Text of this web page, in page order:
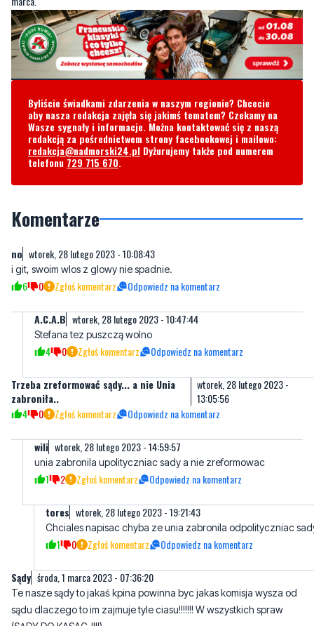
Byliście świadkami zdarzenia w naszym regionie? Chcecie
aby nasza redakcja zajęła się jakimś tematem? Czekamy na
Wasze sygnały i informacje. Można kontaktować się z naszą
redakcja@nadmorski24.plDyżurujemy także pod numerem
telefonu729 715 670.
Komentarze
i git, swoim wlos z glowy nie spadnie.
A.C.A.B wtorek, 28 lutego 2023 - 10:47:44
Stefana tez puszczą wolno
Trzeba zreformować sądy... a nie Unia
zabroniła..
13:05:56
wili wtorek, 28 lutego 2023 - 14:59:57
unia zabronila upolityczniac sady a nie zreformowac
tores wtorek, 28 lutego 2023 - 19:21:43
Chciales napisac chyba ze unia zabronila odpolityczniac
środa, 1 marca 2023 - 07:36:20
Te nasze sądy to jakaś kpina powinna byc jakas komisja wysza od
(SĄDY DO KASACJI!!)
1 0 Zgłoś komentarz Odpowiedz na komentarz